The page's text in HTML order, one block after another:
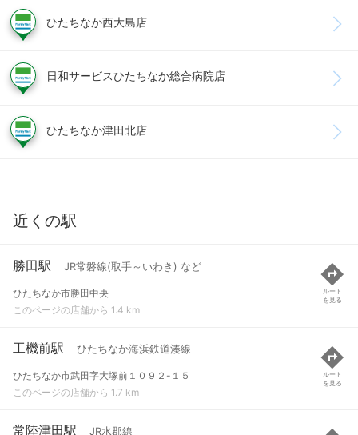
ひたちなか西大島店
日和サービスひたちなか総合病院店
ひたちなか津田北店
近くの駅
勝田駅 JR常磐線(取手～いわき) など
ひたちなか市勝田中央
このページの店舗から 1.4 km
ルート
を見る
工機前駅 ひたちなか海浜鉄道湊線
ひたちなか市武田字大塚前１０９２-１５
このページの店舗から 1.7 km
ルート
を見る
常陸津田駅 JR水郡線